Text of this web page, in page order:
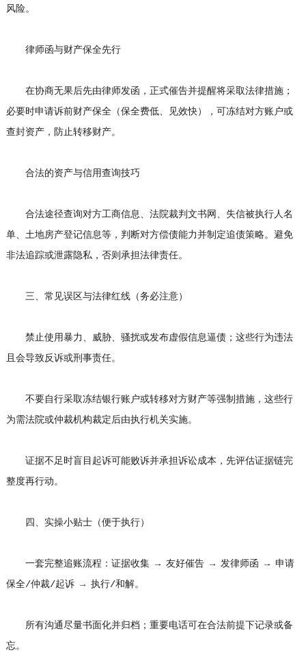
风险。
律师函与财产保全先行
在协商无果后先由律师发函，正式催告并提醒将采取法律措施；
必要时申请诉前财产保全（保全费低、见效快），可冻结对方账户或
查封资产，防止转移财产。
合法的资产与信用查询技巧
合法途径查询对方工商信息、法院裁判文书网、失信被执行人名
单、土地房产登记信息等，判断对方偿债能力并制定追债策略。避免
非法追踪或泄露隐私，否则承担法律责任。
三、常见误区与法律红线（务必注意）
禁止使用暴力、威胁、骚扰或发布虚假信息逼债；这些行为违法
且会导致反诉或刑事责任。
不要自行采取冻结银行账户或转移对方财产等强制措施，这些行
为需法院或仲裁机构裁定后由执行机关实施。
证据不足时盲目起诉可能败诉并承担诉讼成本，先评估证据链完
整度再行动。
四、实操小贴士（便于执行）
一套完整追账流程：证据收集 → 友好催告 → 发律师函 → 申请
保全/仲裁/起诉 → 执行/和解。
所有沟通尽量书面化并归档；重要电话可在合法前提下记录或备
忘。